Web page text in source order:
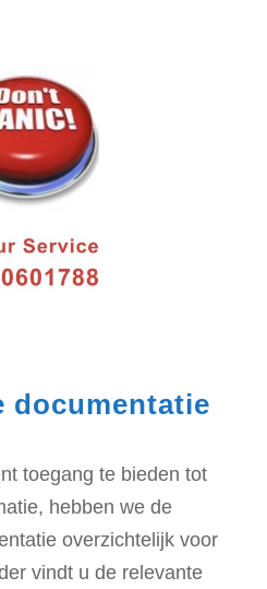
documentatie
toegang te bieden tot
hebben we de
overzichtelijk voor
vindt u de relevante